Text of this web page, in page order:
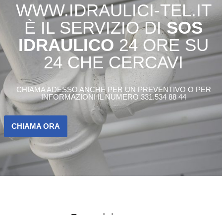
WWW.IDRAULICI-TEL.IT
È IL SERVIZIO DISOS
IDRAULICO 24 ORE SU
24 CHE CERCAVI
CHIAMA ADESSO ANCHE PER UN PREVENTIVO O PER
INFORMAZIONI IL NUMERO 331.534 88 44
CHIAMA ORA